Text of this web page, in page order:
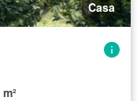
Casa